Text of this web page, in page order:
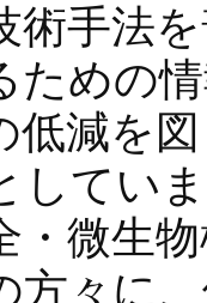
術手法
ための
低減を
してい
・微生
方々に